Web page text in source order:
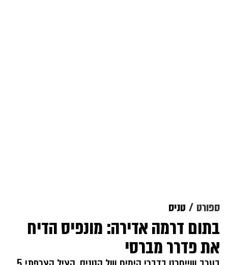
ספורט טניס
בתום דרמה אדירה: מונפיס הדיח
את פדרר מברסי